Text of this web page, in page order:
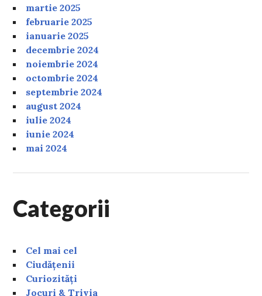
martie 2025
februarie 2025
ianuarie 2025
decembrie 2024
noiembrie 2024
octombrie 2024
septembrie 2024
august 2024
iulie 2024
iunie 2024
mai 2024
Categorii
Cel mai cel
Ciudățenii
Curiozități
Jocuri & Trivia